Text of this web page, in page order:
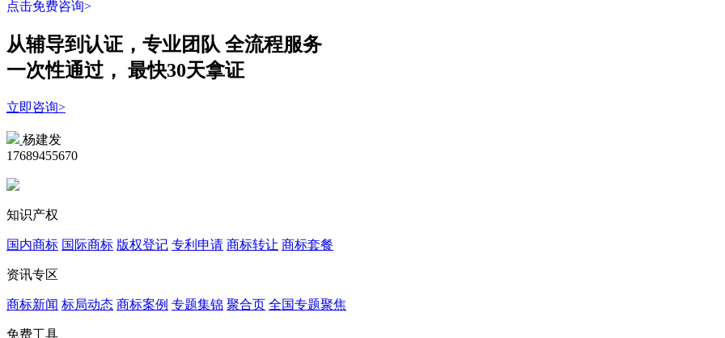
点击免费咨询>
从辅导到认证，专业团队 全流程服务
一次性通过， 最快30天拿证
立即咨询>
杨建发
17689455670
知识产权
国内商标 国际商标 版权登记 专利申请 商标转让 商标套餐
资讯专区
商标新闻 标局动态 商标案例 专题集锦 聚合页 全国专题聚焦
免费工具